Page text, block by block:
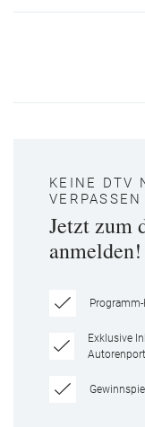
KEINE DTV
VERPASSEN
Jetzt zum
anmelden!
Exklusive